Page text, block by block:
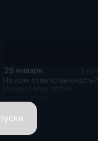
29 января
На ком ответственность?
обязанности вице-
премьеров